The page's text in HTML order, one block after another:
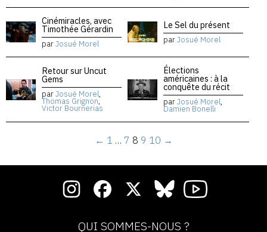
Cinémiracles, avec
Timothée Gérardin
parJosué Morel
Le Sel du présent
parJosué Morel
Retour sur Uncut
Gems
parJosué Morel,
Thomas Grignon,
Victor Bournerias
Élections
américaines : à la
conquête du récit
parJosué Morel,
Damien Bonelli
← 1 … 7 8 9 10 →
QUI SOMMES-NOUS ?